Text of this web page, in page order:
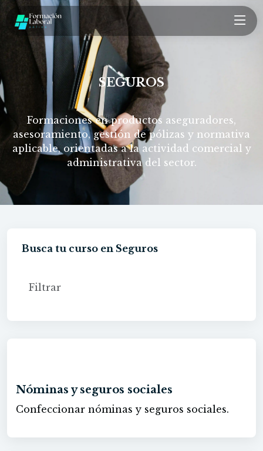
SEGUROS
Formaciones en productos aseguradores,
asesoramiento, gestión de pólizas y normativa
aplicable, orientadas a la actividad comercial y
administrativa del sector.
Nóminas y seguros sociales
Confeccionar nóminas y seguros sociales.
Busca tu curso en Seguros